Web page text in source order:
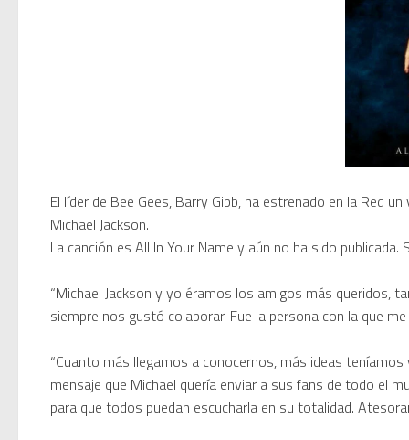
John Candy: Yo me
✨🎧 Una nit llegendària
Photoshop se cuelga al
Mamoru Samuragōchi: El
Twisted Tenderness de
 Descubriendo Blender:
El líder de Bee Gees, Barry Gibb, ha estrenado en la Red
Michael Jackson.
La canción es All In Your Name y aún no ha sido publicada.
“Michael Jackson y yo éramos los amigos más queridos,
siempre nos gustó colaborar. Fue la persona con la que
“Cuanto más llegamos a conocernos, más ideas
mensaje que Michael quería enviar a sus fans de todo el
para que todos puedan escucharla en su totalidad.